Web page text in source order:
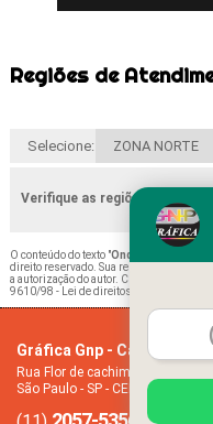
Regiões de
Selecione: ZONA NORTE
Verifique as regiões que
O conteúdo do texto "Onde Encontro
direito reservado. Sua reprodução,
a autorização do autor. Crime de
9610/98 - Lei de direitos autorais
Gráfica Gnp - Cartão de
Rua Flor de cachimbo, 274 -
São Paulo - SP - CEP: 08050-040